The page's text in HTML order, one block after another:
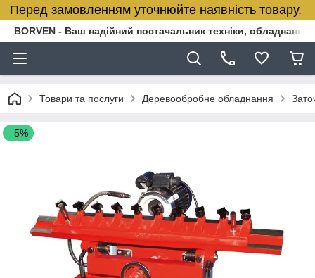
Перед замовленням уточнюйте наявність товару.
BORVEN - Ваш надійний постачальник техніки, обладнання
Товари та послуги Деревообробне обладнання
–5%